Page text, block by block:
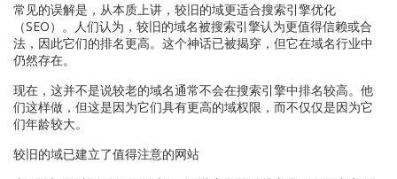
常见的误解是，从本质上讲，较旧的域更适合搜索引擎优化
（SEO）。人们认为，较旧的域名被搜索引擎认为更值得信赖或合
法，因此它们的排名更高。这个神话已被揭穿，但它在域名行业中
仍然存在。
现在，这并不是说较老的域名通常不会在搜索引擎中排名较高。他
们这样做，但这是因为它们具有更高的域权限，而不仅仅是因为它
们年龄较大。
较旧的域已建立了值得注意的网站